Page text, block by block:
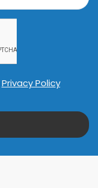
Privacy Policy